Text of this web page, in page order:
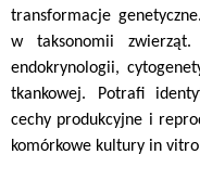
transformacje
w taksonomii
endokrynologii,
tkankowej. Potrafi
cechy produkcyjne i
komórkowe kultury in